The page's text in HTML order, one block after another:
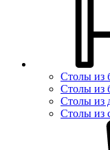
Столы из
Столы из
Столы из
Столы из